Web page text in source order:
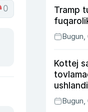
0
Tramp
Kottej
ushlandi